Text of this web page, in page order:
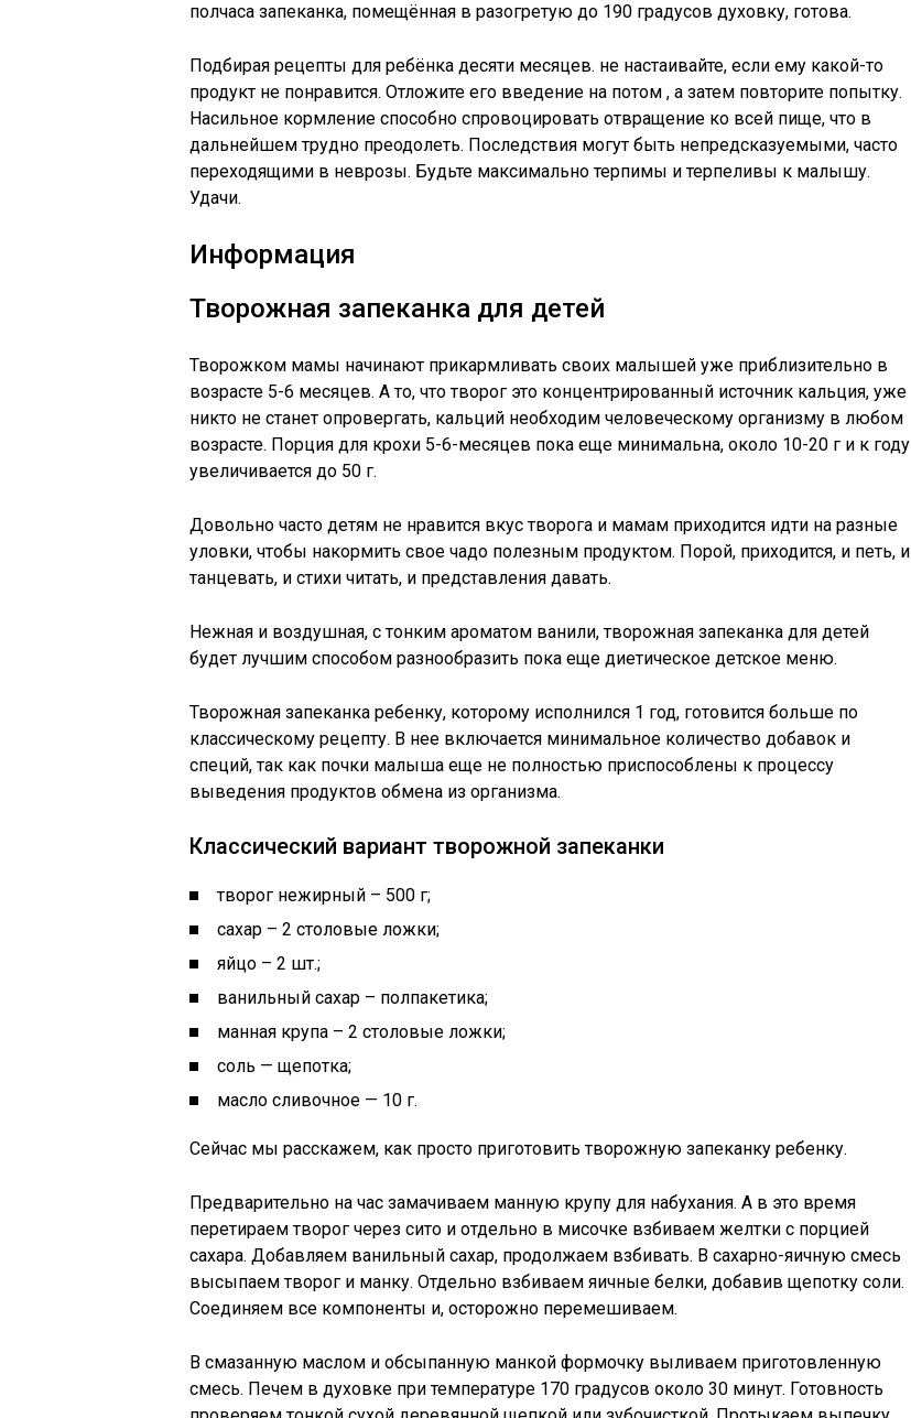
полчаса запеканка, помещённая в разогретую до 190 градусов духовку, готова.
Подбирая рецепты для ребёнка десяти месяцев. не настаивайте, если ему какой-то
продукт не понравится. Отложите его введение на потом , а затем повторите попытку.
Насильное кормление способно спровоцировать отвращение ко всей пище, что в
дальнейшем трудно преодолеть. Последствия могут быть непредсказуемыми, часто
переходящими в неврозы. Будьте максимально терпимы и терпеливы к малышу.
Удачи.
Информация
Творожная запеканка для детей
Творожком мамы начинают прикармливать своих малышей уже приблизительно в
возрасте 5-6 месяцев. А то, что творог это концентрированный источник кальция, уже
никто не станет опровергать, кальций необходим человеческому организму в любом
возрасте. Порция для крохи 5-6-месяцев пока еще минимальна, около 10-20 г и к году
увеличивается до 50 г.
Довольно часто детям не нравится вкус творога и мамам приходится идти на разные
уловки, чтобы накормить свое чадо полезным продуктом. Порой, приходится, и петь, и
танцевать, и стихи читать, и представления давать.
Нежная и воздушная, с тонким ароматом ванили, творожная запеканка для детей
будет лучшим способом разнообразить пока еще диетическое детское меню.
Творожная запеканка ребенку, которому исполнился 1 год, готовится больше по
классическому рецепту. В нее включается минимальное количество добавок и
специй, так как почки малыша еще не полностью приспособлены к процессу
выведения продуктов обмена из организма.
Классический вариант творожной запеканки
творог нежирный – 500 г;
сахар – 2 столовые ложки;
яйцо – 2 шт.;
ванильный сахар – полпакетика;
манная крупа – 2 столовые ложки;
соль — щепотка;
масло сливочное — 10 г.
Сейчас мы расскажем, как просто приготовить творожную запеканку ребенку.
Предварительно на час замачиваем манную крупу для набухания. А в это время
перетираем творог через сито и отдельно в мисочке взбиваем желтки с порцией
сахара. Добавляем ванильный сахар, продолжаем взбивать. В сахарно-яичную смесь
высыпаем творог и манку. Отдельно взбиваем яичные белки, добавив щепотку соли.
Соединяем все компоненты и, осторожно перемешиваем.
В смазанную маслом и обсыпанную манкой формочку выливаем приготовленную
смесь. Печем в духовке при температуре 170 градусов около 30 минут. Готовность